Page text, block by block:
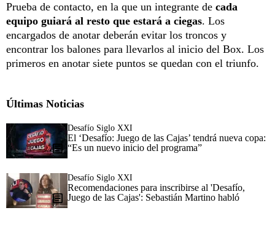
Prueba de contacto, en la que un integrante de cada
equipo guiará al resto que estará a ciegas. Los
encargados de anotar deberán evitar los troncos y
encontrar los balones para llevarlos al inicio del Box. Los
primeros en anotar siete puntos se quedan con el triunfo.
Últimas Noticias
Desafío Siglo XXI
El ‘Desafío: Juego de las Cajas’ tendrá nueva copa:
“Es un nuevo inicio del programa”
Desafío Siglo XXI
Recomendaciones para inscribirse al 'Desafío,
Juego de las Cajas': Sebastián Martino habló